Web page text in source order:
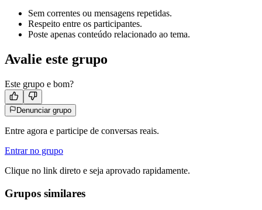
Sem correntes ou mensagens repetidas.
Respeito entre os participantes.
Poste apenas conteúdo relacionado ao tema.
Avalie este grupo
Este grupo e bom?
Denunciar grupo
Entre agora e participe de conversas reais.
Entrar no grupo
Clique no link direto e seja aprovado rapidamente.
Grupos similares